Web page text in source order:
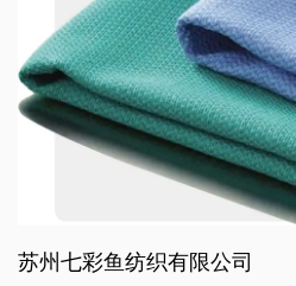
苏州七彩鱼纺织有限公司